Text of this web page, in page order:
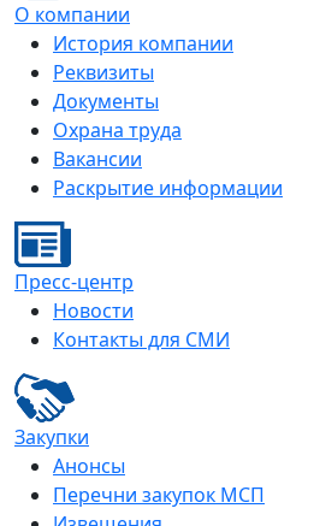
О компании
История компании
Реквизиты
Документы
Охрана труда
Вакансии
Раскрытие информации
Пресс-центр
Новости
Контакты для СМИ
Закупки
Анонсы
Перечни закупок МСП